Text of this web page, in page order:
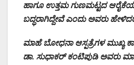
ಹಾಗೂ ಉತ್ತಮ ಗುಣಮಟ್ಟದ
ಬದ್ಧರಾಗಿದ್ದೇವೆ ಎಂದು ಅವರು
ಮಾಹೆ ಬೋಧನಾ ಆಸ್ಪತ್ರೆಗಳ ಮುಖ್ಯ
ಡಾ. ಸುಧಾಕರ್ ಕಂಟಿಪುಡಿ ಅವರು